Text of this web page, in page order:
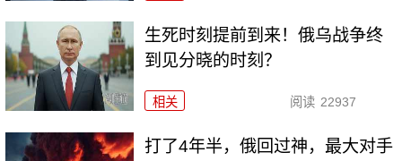
生死时刻提前到来！俄乌战争终
到见分晓的时刻？
相关 阅读 22937
打了4年半，俄回过神，最大对手